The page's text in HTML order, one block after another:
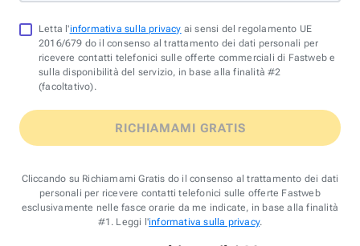
Letta l'informativa sulla privacy ai sensi del regolamento UE
2016/679 do il consenso al trattamento dei dati personali per
ricevere contatti telefonici sulle offerte commerciali di Fastweb e
sulla disponibilità del servizio, in base alla finalità #2
(facoltativo).
RICHIAMAMI GRATIS
Cliccando su Richiamami Gratis do il consenso al trattamento dei dati
personali per ricevere contatti telefonici sulle offerte Fastweb
esclusivamente nelle fasce orarie da me indicate, in base alla finalità
#1. Leggi l'informativa sulla privacy.